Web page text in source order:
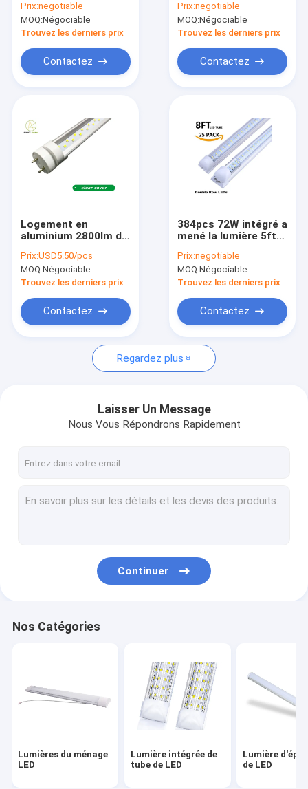
Produits
Au sujet de nous
Visite d'usine
Nouvelles
Cas
Lumières du ménage LED
Lumière d'épi de maïs de LED
Lumières de bande flexibles de LED
Lumière à télécommande de fan de plafond
Ampoule économiseuse d'énergie de LED
Haute lampe de baie de LED
Lampe de croissance de plantes de LED
de tube des 100 a
mené la lumière de
tube
Prix:negotiable
MOQ:Négociable
Trouvez les derniers prix
Contactez
V de magasin de la
lumière 7000lm de
tube
Prix:negotiable
MOQ:Négociable
Trouvez les derniers prix
Contactez
Logement en
aluminium 2800lm de
2.4M Integrated Led
Tube
Prix:USD5.50/pcs
MOQ:Négociable
Trouvez les derniers prix
Contactez
384pcs 72W intégré a
mené la lumière 5ft
de v T8 a mené le
tube 1500mm
Prix:negotiable
MOQ:Négociable
Trouvez les derniers prix
Contactez
Regardez plus
Laisser Un Message
Nous Vous Répondrons Rapidement
Continuer
Nos Catégories
Lumières du ménage
LED
Lumière intégrée de
tube de LED
Lumière d'épi
de LED